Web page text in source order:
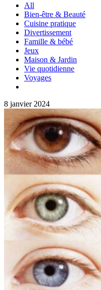
All
Bien-être & Beauté
Cuisine pratique
Divertissement
Famille & bébé
Jeux
Maison & Jardin
Vie quotidienne
Voyages
8 janvier 2024